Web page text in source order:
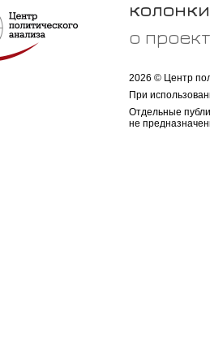
колонки
о
2026 © Центр
При
Отдельные
не